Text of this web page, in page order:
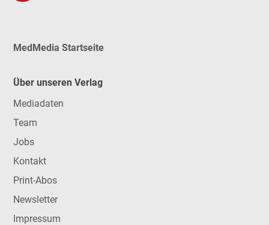
MedMedia Startseite
Über unseren Verlag
Mediadaten
Team
Jobs
Kontakt
Print-Abos
Newsletter
Impressum